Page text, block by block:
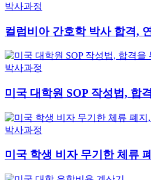
박사과정
컬럼비아 간호학 박사 합격,
박사과정
미국 대학원 SOP 작성법, 합
박사과정
미국 학생 비자 무기한 체류